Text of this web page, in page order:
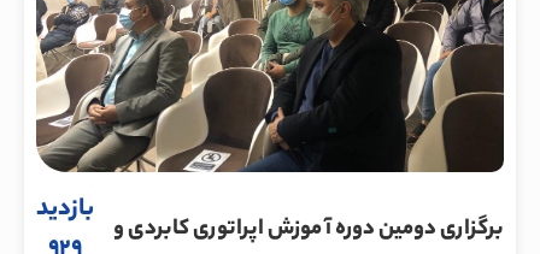
برگزاری دومین دوره آ موزش اپراتوری کابردی و بازدید